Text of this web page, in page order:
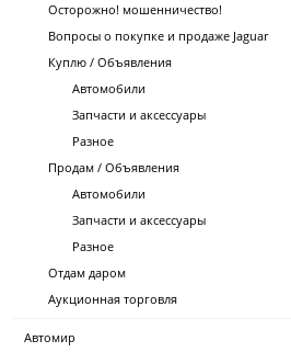
Осторожно! мошенничество!
Вопросы о покупке и продаже Jaguar
Куплю / Объявления
Автомобили
Запчасти и аксессуары
Разное
Продам / Объявления
Автомобили
Запчасти и аксессуары
Разное
Отдам даром
Аукционная торговля
Автомир